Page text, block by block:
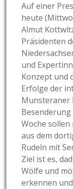
Auf einer
heute
Almut
Präsidenten
und
Konzept und
Erfolge der
Munsteraner
Woche
aus dem
Rudeln mit
Ziel ist es,
Wölfe und
erkennen